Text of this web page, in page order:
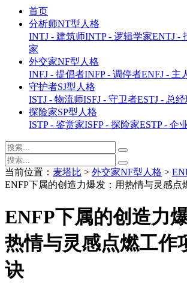
首页
分析师NT型人格
INTJ - 建筑师INTP - 逻辑学家ENTJ -
家
外交家NF型人格
INFJ - 提倡者INFP - 调停者ENFJ - 主
守护者SJ型人格
ISTJ - 物流师ISFJ - 守卫者ESTJ - 总经
探险家SP型人格
ISTP - 鉴赏家ISFP - 探险家ESTP - 企
当前位置： 麦塔比 > 外交家NF型人格 >
ENFP下属的创造力爆发：用热情与灵感点
ENFP下属的创造力
热情与灵感点燃工作
诀